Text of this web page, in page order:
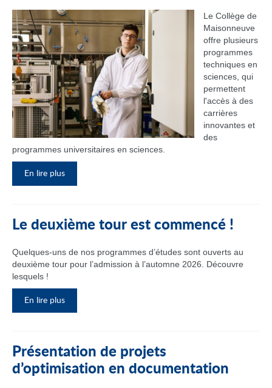
Le Collège de
Maisonneuve
offre plusieurs
programmes
techniques en
sciences, qui
permettent
l'accès à des
carrières
innovantes et
des
programmes universitaires en sciences.
En lire plus
Le deuxième tour est commencé !
Quelques-uns de nos programmes d’études sont ouverts au
deuxième tour pour l’admission à l’automne 2026. Découvre
lesquels !
En lire plus
Présentation de projets
d’optimisation en documentation